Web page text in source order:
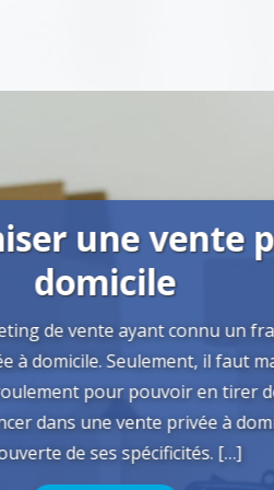
une vente
domicile
de vente ayant connu un
domicile. Seulement, il faut
pour pouvoir en tirer
dans une vente privée à
de ses spécificités. […]